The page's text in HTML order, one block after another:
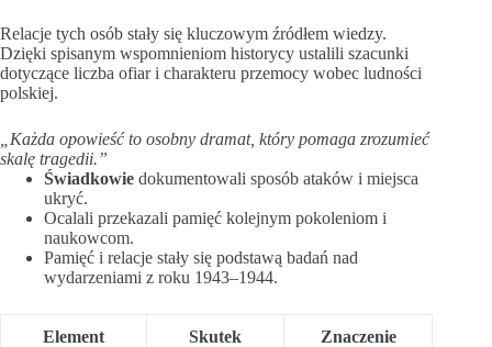
Relacje tych osób stały się kluczowym źródłem wiedzy.
Dzięki spisanym wspomnieniom historycy ustalili szacunki
dotyczące liczba ofiar i charakteru przemocy wobec ludności
polskiej.
„Każda opowieść to osobny dramat, który pomaga zrozumieć
skalę tragedii.”
Świadkowie dokumentowali sposób ataków i miejsca
ukryć.
Ocalali przekazali pamięć kolejnym pokoleniom i
naukowcom.
Pamięć i relacje stały się podstawą badań nad
wydarzeniami z roku 1943–1944.
Element Skutek Znaczenie